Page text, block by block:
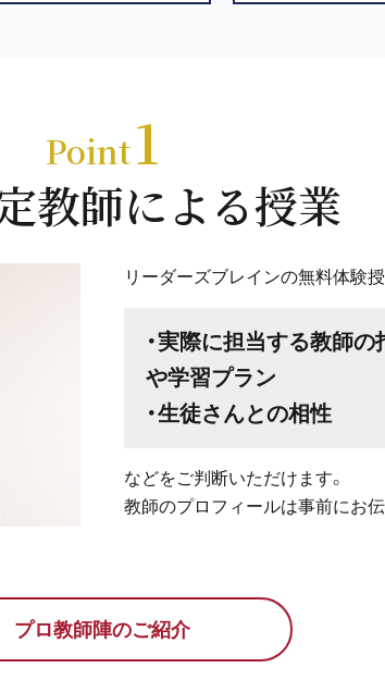
Point1
教師による授業
リーダーズブレインの無料体験授
・実際に担当する教師の
や学習プラン
・生徒さんとの相性
などをご判断いただけます。
教師のプロフィールは事前にお伝
プロ教師陣のご紹介